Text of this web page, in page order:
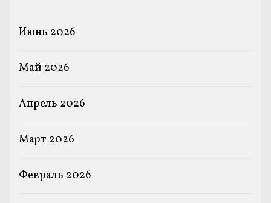
Июнь 2026
Май 2026
Апрель 2026
Март 2026
Февраль 2026